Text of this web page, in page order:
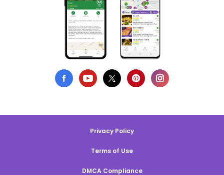
Privacy Policy
Terms of Use
DMCA Compliance